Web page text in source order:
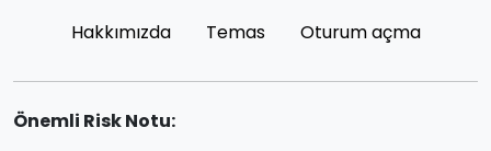
Hakkımızda Temas Oturum açma
Önemli Risk Notu: